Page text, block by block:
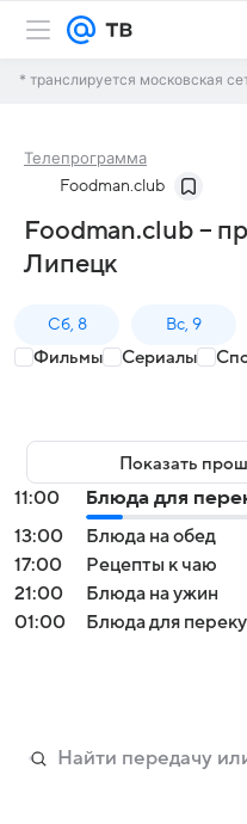
* транслируется московская
Телепрограмма
Foodman.club
Foodman.club –
Липецк
Сб, 8 Вс, 9
Фильмы Сериалы
Показать
11:00
Блюда для
13:00
Блюда на обед
17:00
Рецепты к чаю
21:00
Блюда на ужин
01:00
Блюда для